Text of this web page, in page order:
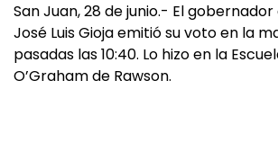
San Juan, 28 de junio.- El
José Luis Gioja emitió su voto en la
pasadas las 10:40. Lo hizo en la
O’Graham de Rawson.